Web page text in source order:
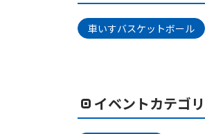
車いすバスケットボール
イベントカテゴリ